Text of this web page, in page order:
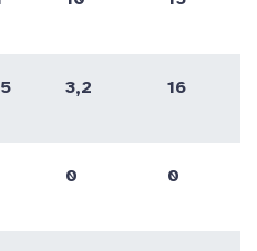
3,2 16
0 0